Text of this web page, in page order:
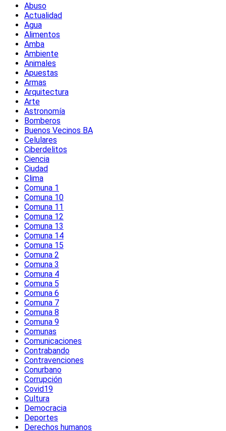
Abuso
Actualidad
Agua
Alimentos
Amba
Ambiente
Animales
Apuestas
Armas
Arquitectura
Arte
Astronomía
Bomberos
Buenos Vecinos BA
Celulares
Ciberdelitos
Ciencia
Ciudad
Clima
Comuna 1
Comuna 10
Comuna 11
Comuna 12
Comuna 13
Comuna 14
Comuna 15
Comuna 2
Comuna 3
Comuna 4
Comuna 5
Comuna 6
Comuna 7
Comuna 8
Comuna 9
Comunas
Comunicaciones
Contrabando
Contravenciones
Conurbano
Corrupción
Covid19
Cultura
Democracia
Deportes
Derechos humanos